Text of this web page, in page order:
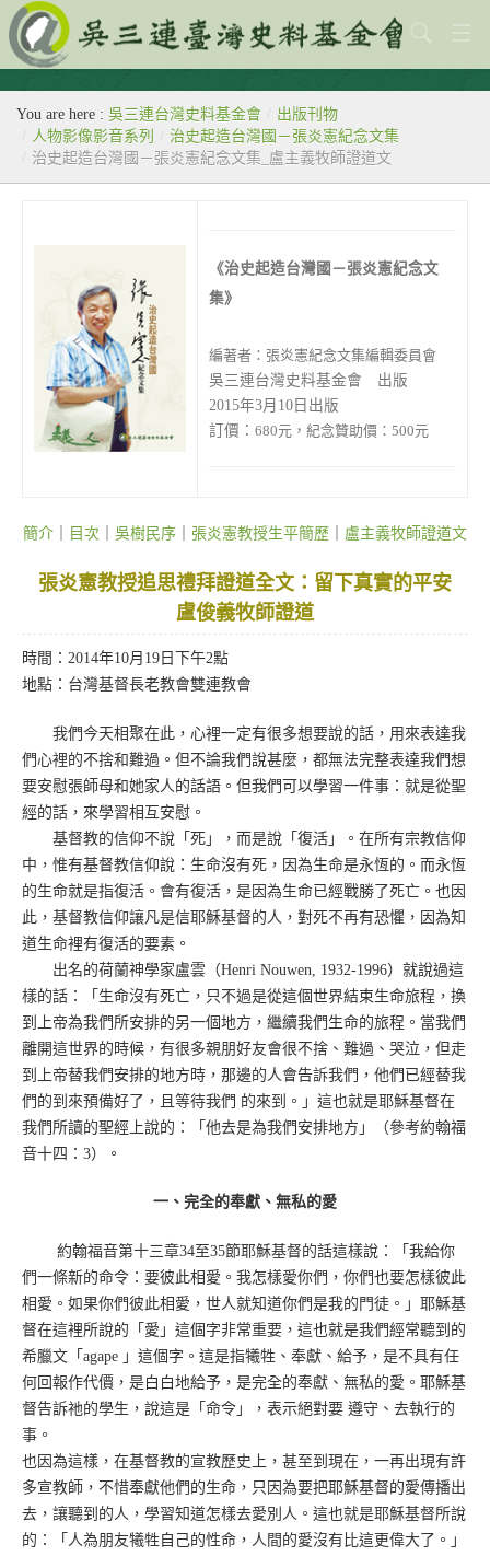
關於本會
歷史教室
專題
館藏查詢
台灣史料中心
You are here : 吳三連台灣史料基金會 / 出版刊物
/ 人物影像影音系列 / 治史起造台灣國－張炎憲紀念文集
/ 治史起造台灣國－張炎憲紀念文集_盧主義牧師證道文
《治史起造台灣國－張炎憲紀念文
集》
編著者：張炎憲紀念文集編輯委員會
吳三連台灣史料基金會 出版
2015年3月10日出版
訂價： 680元， 紀念贊助價：500元
簡介 目次 吳樹民序 張炎憲教授生平簡歷 盧主義牧師證道文
張炎憲教授追思禮拜證道全文：留下真實的平安
盧俊義牧師證道
時間：2014年10月19日下午2點
地點：台灣基督長老教會雙連教會
我們今天相聚在此，心裡一定有很多想要說的話，用來表達我
們心裡的不捨和難過。但不論我們說甚麼，都無法完整表達我們想
要安慰張師母和她家人的話語。但我們可以學習一件事：就是從聖
經的話，來學習相互安慰。
基督教的信仰不說「死」，而是說「復活」。在所有宗教信仰
中，惟有基督教信仰說：生命沒有死，因為生命是永恆的。而永恆
的生命就是指復活。會有復活，是因為生命已經戰勝了死亡。也因
此，基督教信仰讓凡是信耶穌基督的人，對死不再有恐懼，因為知
道生命裡有復活的要素。
出名的荷蘭神學家盧雲（Henri Nouwen, 1932-1996）就說過這
樣的話：「生命沒有死亡，只不過是從這個世界結束生命旅程，換
到上帝為我們所安排的另一個地方，繼續我們生命的旅程。當我們
離開這世界的時候，有很多親朋好友會很不捨、難過、哭泣，但走
到上帝替我們安排的地方時，那邊的人會告訴我們，他們已經替我
們的到來預備好了，且等待我們 的來到。」這也就是耶穌基督在
我們所讀的聖經上說的：「他去是為我們安排地方」（參考約翰福
音十四：3）。
一、完全的奉獻、無私的愛
約翰福音第十三章34至35節耶穌基督的話這樣說：「我給你
們一條新的命令：要彼此相愛。我怎樣愛你們，你們也要怎樣彼此
相愛。如果你們彼此相愛，世人就知道你們是我的門徒。」耶穌基
督在這裡所說的「愛」這個字非常重要，這也就是我們經常聽到的
希臘文「agape 」這個字。這是指犧牲、奉獻、給予，是不具有任
何回報作代價，是白白地給予，是完全的奉獻、無私的愛。耶穌基
督告訴祂的學生，說這是「命令」，表示絕對要 遵守、去執行的
事。
也因為這樣，在基督教的宣教歷史上，甚至到現在，一再出現有許
多宣教師，不惜奉獻他們的生命，只因為要把耶穌基督的愛傳播出
去，讓聽到的人，學習知道怎樣去愛別人。這也就是耶穌基督所說
的：「人為朋友犧牲自己的性命，人間的愛沒有比這更偉大了。」